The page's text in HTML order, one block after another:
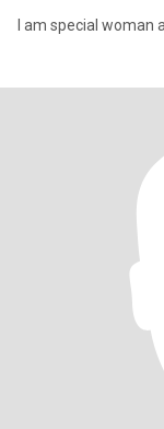
I am special woman